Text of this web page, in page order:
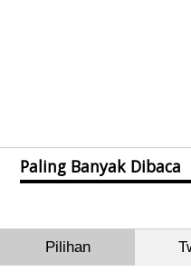
Paling Banyak Dibaca
Pilihan